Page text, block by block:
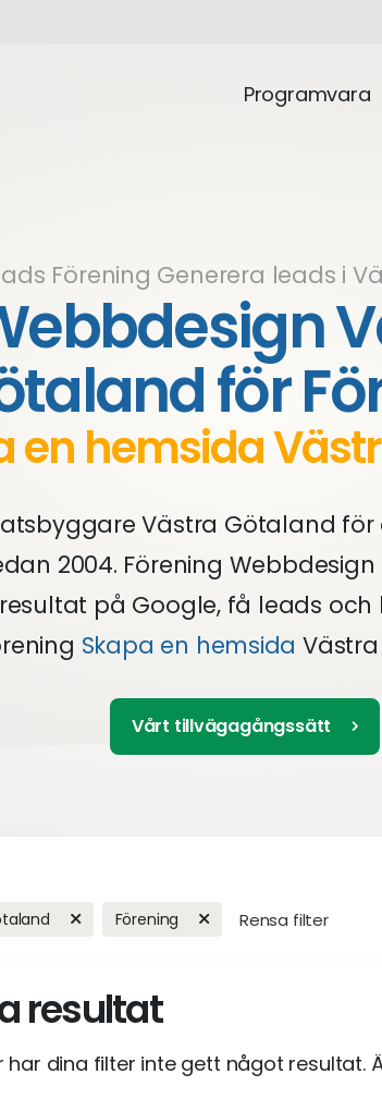
Förening Generera leads i
för
en hemsida
Västra Götaland för
2004. Förening
på Google, få leads
Skapa en hemsida
Vårt tillvägagångssätt
Förening Rensa filter
resultat
har dina filter inte gett något resultat.
Programvara